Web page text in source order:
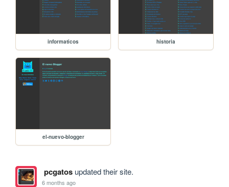
informaticos historia
el-nuevo-blogger
pcgatosupdated their site.
6 months ago